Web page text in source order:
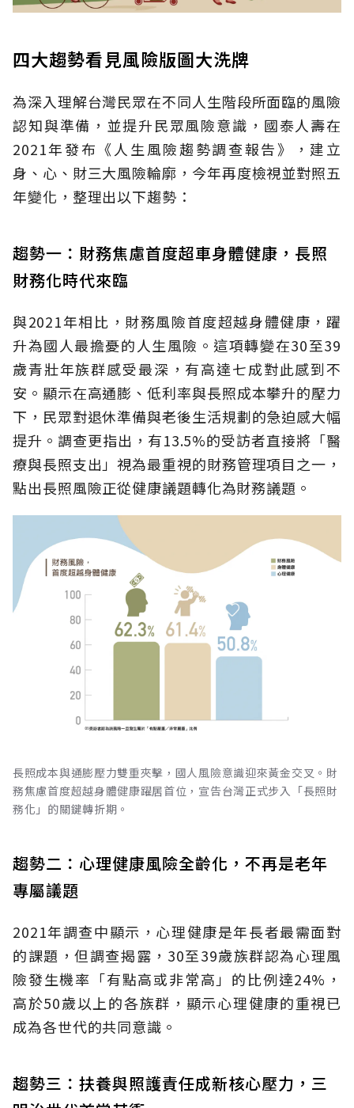
四大趨勢看見風險版圖大洗牌
為深入理解台灣民眾在不同人生階段所面臨的風險
認知與準備，並提升民眾風險意識，國泰人壽在
2021年發布《人生風險趨勢調查報告》，建立
身、心、財三大風險輪廓，今年再度檢視並對照五
年變化，整理出以下趨勢：
趨勢一：財務焦慮首度超車身體健康，長照
財務化時代來臨
與2021年相比，財務風險首度超越身體健康，躍
升為國人最擔憂的人生風險。這項轉變在30至39
歲青壯年族群感受最深，有高達七成對此感到不
安。顯示在高通膨、低利率與長照成本攀升的壓力
下，民眾對退休準備與老後生活規劃的急迫感大幅
提升。調查更指出，有13.5%的受訪者直接將「醫
療與長照支出」視為最重視的財務管理項目之一，
點出長照風險正從健康議題轉化為財務議題。
長照成本與通膨壓力雙重夾擊，國人風險意識迎來黃金交叉。財
務焦慮首度超越身體健康躍居首位，宣告台灣正式步入「長照財
務化」的關鍵轉折期。
趨勢二：心理健康風險全齡化，不再是老年
專屬議題
2021年調查中顯示，心理健康是年長者最需面對
的課題，但調查揭露，30至39歲族群認為心理風
險發生機率「有點高或非常高」的比例達24%，
高於50歲以上的各族群，顯示心理健康的重視已
成為各世代的共同意識。
趨勢三：扶養與照護責任成新核心壓力，三